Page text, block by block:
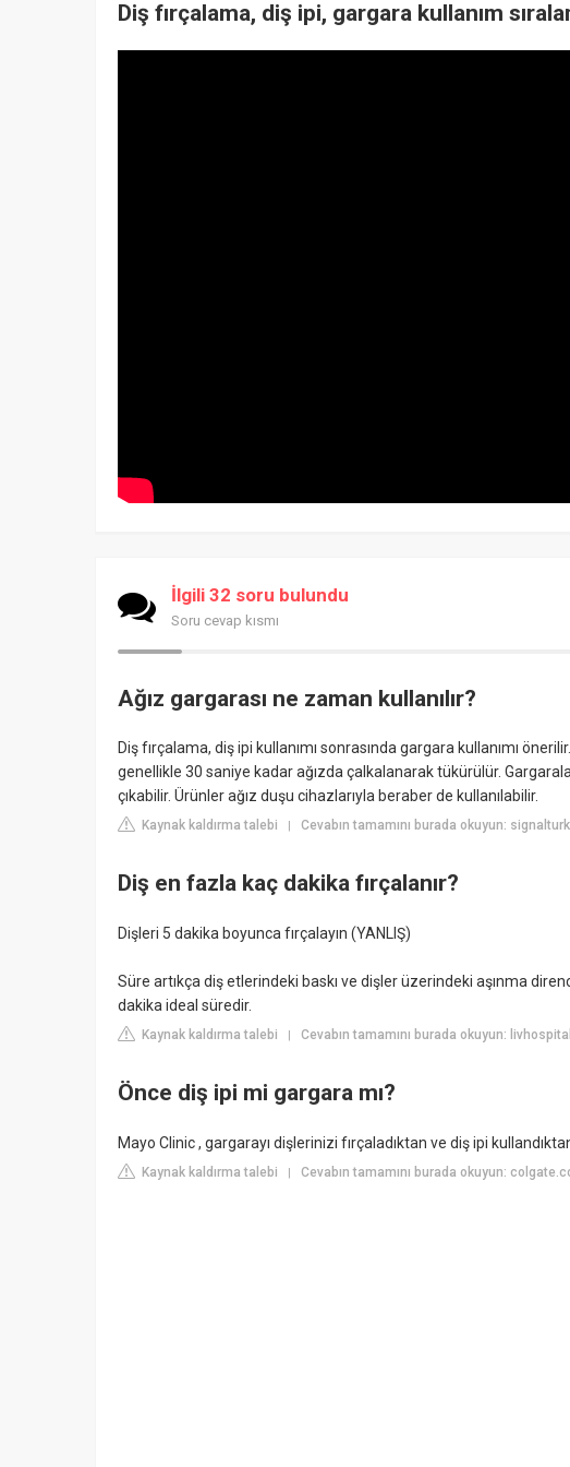
Diş fırçalama, diş ipi, gargara kullanım
İlgili 32 soru bulundu
Soru cevap kısmı
Ağız gargarası ne zaman kullanılır?
Diş fırçalama, diş ipi kullanımı sonrasında gargara kullanımı
genellikle 30 saniye kadar ağızda çalkalanarak tükürülür.
çıkabilir. Ürünler ağız duşu cihazlarıyla beraber de kullanılabilir.
Kaynak kaldırma talebi | Cevabın tamamını burada okuyun:
Diş en fazla kaç dakika fırçalanır?
Dişleri 5 dakika boyunca fırçalayın (YANLIŞ)
Süre artıkça diş etlerindeki baskı ve dişler üzerindeki aşınma
dakika ideal süredir.
Kaynak kaldırma talebi | Cevabın tamamını burada okuyun:
Önce diş ipi mi gargara mı?
Mayo Clinic , gargarayı dişlerinizi fırçaladıktan ve diş ipi
Kaynak kaldırma talebi | Cevabın tamamını burada okuyun: